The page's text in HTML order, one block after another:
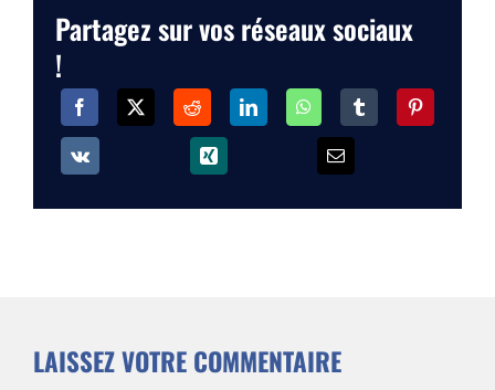
Partagez sur vos réseaux sociaux
!
LAISSEZ VOTRE COMMENTAIRE